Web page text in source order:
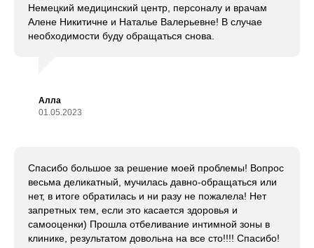
Немецкий медицинский центр, персоналу и врачам
Алене Никитичне и Наталье Валерьевне! В случае
необходимости буду обращаться снова.
Алла
01.05.2023
Спасибо большое за решение моей проблемы! Вопрос
весьма деликатный, мучилась давно-обращаться или
нет, в итоге обратилась и ни разу не пожалела! Нет
запретных тем, если это касается здоровья и
самооценки) Прошла отбеливание интимной зоны в
клинике, результатом довольна на все сто!!!! Спасибо!